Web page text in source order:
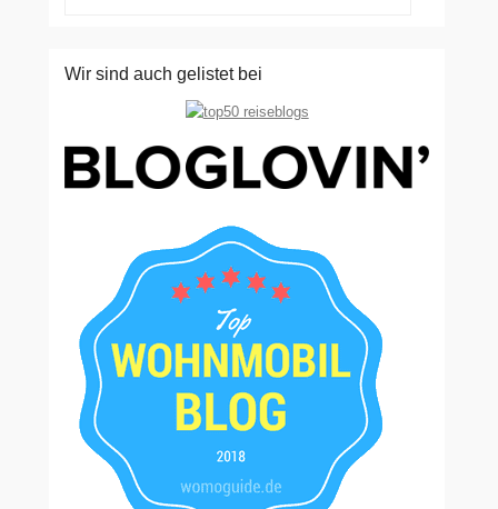
Wir sind auch gelistet bei